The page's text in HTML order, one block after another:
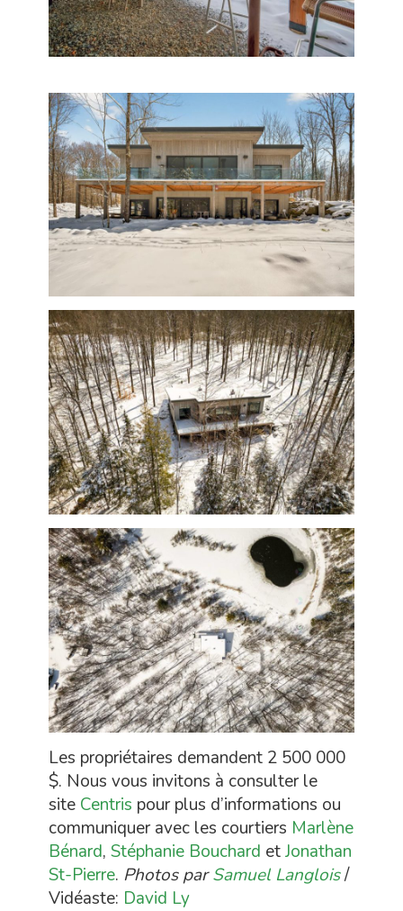
Les propriétaires demandent 2 500 000
$. Nous vous invitons à consulter le
site Centris pour plus d’informations ou
communiquer avec les courtiers Marlène
Bénard, Stéphanie Bouchard etJonathan
St-Pierre. Photos parSamuel Langlois/
Vidéaste: David Ly